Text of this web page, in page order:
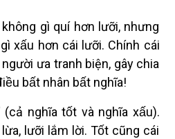
gì quí hơn lưỡi, nhưng
xấu hơn cái lưỡi. Chính cái
ưa tranh biện, gây chia
bất nhân bất nghĩa!
(cả nghĩa tốt và nghĩa xấu).
lưỡi lắm lời. Tốt cũng cái